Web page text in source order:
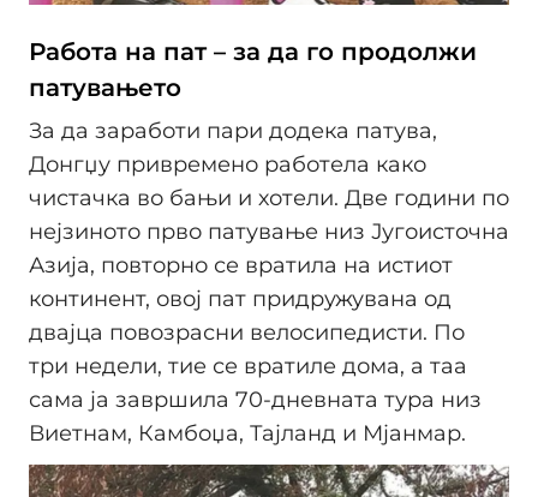
Работа на пат – за да го продолжи
патувањето
За да заработи пари додека патува,
Донгџу привремено работела како
чистачка во бањи и хотели. Две години по
нејзиното прво патување низ Југоисточна
Азија, повторно се вратила на истиот
континент, овој пат придружувана од
двајца повозрасни велосипедисти. По
три недели, тие се вратиле дома, а таа
сама ја завршила 70-дневната тура низ
Виетнам, Камбоџа, Тајланд и Мјанмар.